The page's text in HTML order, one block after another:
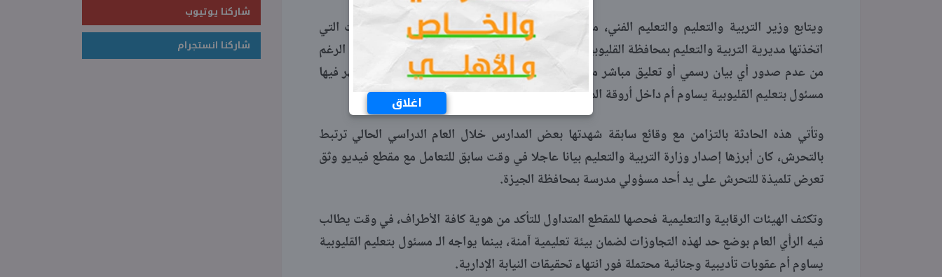
اغلاق
ويتابع وزير التربية والتعليم والتعليم الفني، محمد عبد اللطيف، باهتمام بالغ مجريات الإجراءات التي
اتخذتها مديرية التربية والتعليم بمحافظة القليوبية، وينتظر النتائج النهائية للتحقيقات الرسمية، على الرغم
من عدم صدور أي بيان رسمي أو تعليق مباشر من الوزير حتى هذه اللحظة بشأن الواقعة التي يظهر فيها
مسئول بتعليم القليوبية يساوم أم داخل أروقة المؤسسة التعليمية.
وتأتي هذه الحادثة بالتزامن مع وقائع سابقة شهدتها بعض المدارس خلال العام الدراسي الحالي ترتبط
بالتحرش، كان أبرزها إصدار وزارة التربية والتعليم بيانا عاجلا في وقت سابق للتعامل مع مقطع فيديو وثق
تعرض تلميذة للتحرش على يد أحد مسؤولي مدرسة بمحافظة الجيزة.
وتكثف الهيئات الرقابية والتعليمية فحصها للمقطع المتداول للتأكد من هوية كافة الأطراف، في وقت يطالب
فيه الرأي العام بوضع حد لهذه التجاوزات لضمان بيئة تعليمية آمنة، بينما يواجه الـ مسئول بتعليم القليوبية
يساوم أم عقوبات تأديبية وجنائية محتملة فور انتهاء تحقيقات النيابة الإدارية.
شاركنا يوتيوب
شاركنا انستجرام